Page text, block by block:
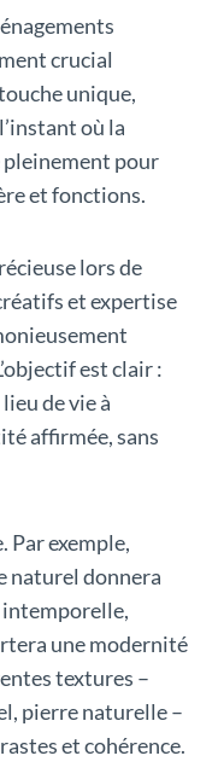
crucial
unique,
où la
pleinement pour
et fonctions.
lors de
et expertise
est clair :
de vie à
affirmée, sans
Par exemple,
naturel donnera
intemporelle,
une modernité
textures –
pierre naturelle –
et cohérence.